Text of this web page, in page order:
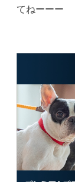
てねーーー